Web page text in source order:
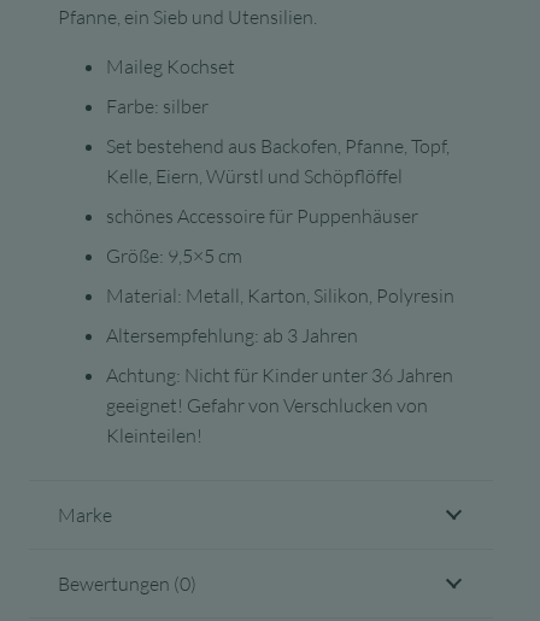
Pfanne, ein Sieb und Utensilien.
Maileg Kochset
Farbe: silber
Set bestehend aus Backofen, Pfanne, Topf,
Kelle, Eiern, Würstl und Schöpflöffel
schönes Accessoire für Puppenhäuser
Größe: 9,5×5 cm
Material: Metall, Karton, Silikon, Polyresin
Altersempfehlung: ab 3 Jahren
Achtung: Nicht für Kinder unter 36 Jahren
geeignet! Gefahr von Verschlucken von
Kleinteilen!
Marke
Bewertungen (0)